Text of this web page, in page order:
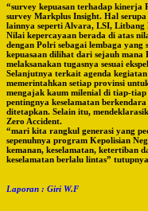
“survey kepuasan terhadap kinerja
survey Markplus Insight. Hal
lainnya seperti Alvara, LSI,
Nilai kepercayaan berada di atas
dengan Polri sebagai lembaga yang
kepuasaan dilihat dari sejauh mana
melaksanakan tugasnya sesuai
Selanjutnya terkait agenda
memerintahkan setiap provinsi
mengajak kaum milenial di tiap-
pentingnya keselamatan
ditetapkan. Selain itu,
Zero Accident.
“mari kita rangkul generasi yang
sepenuhnya program Kepolisian
kemanan, keselamatan, ketertiban
keselamatan berlalu lintas”
Laporan : Giri W.F